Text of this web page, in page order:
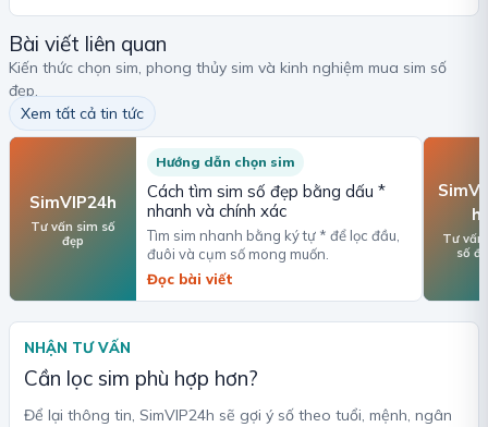
Bài viết liên quan
Kiến thức chọn sim, phong thủy sim và kinh nghiệm mua sim số
đẹp.
Xem tất cả tin tức
SimVIP24h
Tư vấn sim số
đẹp
Hướng dẫn chọn sim
Cách tìm sim số đẹp bằng dấu *
nhanh và chính xác
Tìm sim nhanh bằng ký tự * để lọc đầu,
đuôi và cụm số mong muốn.
Đọc bài viết
h
Tư vấn
số
NHẬN TƯ VẤN
Cần lọc sim phù hợp hơn?
Để lại thông tin, SimVIP24h sẽ gợi ý số theo tuổi, mệnh, ngân